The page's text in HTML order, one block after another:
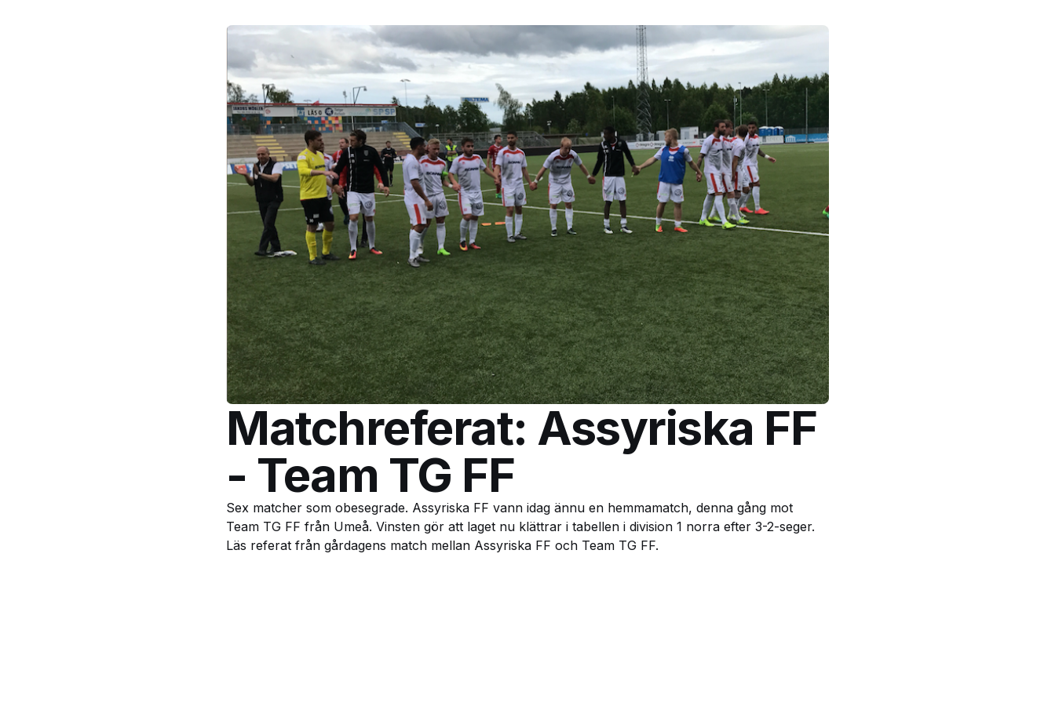
Matchreferat: Assyriska FF
- Team TG FF
Sex matcher som obesegrade. Assyriska FF vann idag ännu en hemmamatch, denna gång mot
Team TG FF från Umeå. Vinsten gör att laget nu klättrar i tabellen i division 1 norra efter 3-2-seger.
Läs referat från gårdagens match mellan Assyriska FF och Team TG FF.